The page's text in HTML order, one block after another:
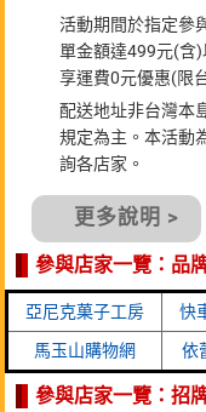
活動期間於指定參
單金額達499元(含
享運費0元優惠(限
配送地址非台灣本
規定為主。本活動
詢各店家。
更多說明 >
參與店家一覽：品
亞尼克菓子工房 快
馬玉山購物網
依
參與店家一覽：招